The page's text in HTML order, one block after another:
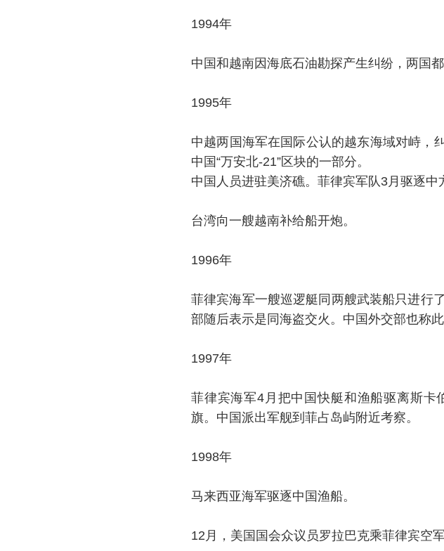
1994年
中国和越南因海底石油勘探产生纠纷，两国
1995年
中越两国海军在国际公认的越东海域对峙，
中国“万安北-21”区块的一部分。
中国人员进驻美济礁。菲律宾军队3月驱逐中
台湾向一艘越南补给船开炮。
1996年
菲律宾海军一艘巡逻艇同两艘武装船只进行
部随后表示是同海盗交火。中国外交部也称此
1997年
菲律宾海军4月把中国快艇和渔船驱离斯卡
旗。中国派出军舰到菲占岛屿附近考察。
1998年
马来西亚海军驱逐中国渔船。
12月，美国国会众议员罗拉巴克乘菲律宾空